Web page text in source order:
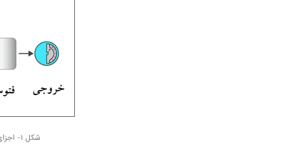
شکل ۱- اجزای و نحوه قرار گرفتن آن­ها در یک دستگاه رنگ­ سنج.